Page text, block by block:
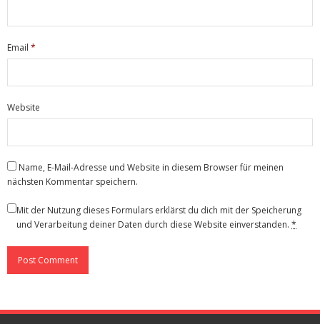
Email *
Website
Name, E-Mail-Adresse und Website in diesem Browser für meinen
nächsten Kommentar speichern.
Mit der Nutzung dieses Formulars erklärst du dich mit der Speicherung
und Verarbeitung deiner Daten durch diese Website einverstanden. *